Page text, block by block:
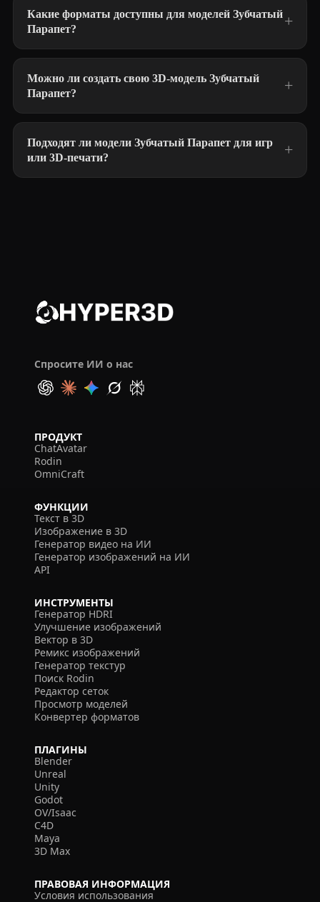
Какие форматы доступны для моделей Зубчатый
Парапет?
Можно ли создать свою 3D-модель Зубчатый
Парапет?
Подходят ли модели Зубчатый Парапет для игр
или 3D-печати?
Спросите ИИ о нас
ПРОДУКТ
ChatAvatar
Rodin
OmniCraft
ФУНКЦИИ
Текст в 3D
Изображение в 3D
Генератор видео на ИИ
Генератор изображений на ИИ
API
ИНСТРУМЕНТЫ
Генератор HDRI
Улучшение изображений
Вектор в 3D
Ремикс изображений
Генератор текстур
Поиск Rodin
Редактор сеток
Просмотр моделей
Конвертер форматов
ПЛАГИНЫ
Blender
Unreal
Unity
Godot
OV/Isaac
C4D
Maya
3D Max
ПРАВОВАЯ ИНФОРМАЦИЯ
Условия использования